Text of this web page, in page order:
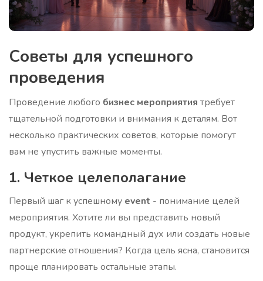
Советы для успешного
проведения
Проведение любого бизнес мероприятия требует
тщательной подготовки и внимания к деталям. Вот
несколько практических советов, которые помогут
вам не упустить важные моменты.
1. Четкое целеполагание
Первый шаг к успешному event - понимание целей
мероприятия. Хотите ли вы представить новый
продукт, укрепить командный дух или создать новые
партнерские отношения? Когда цель ясна, становится
проще планировать остальные этапы.